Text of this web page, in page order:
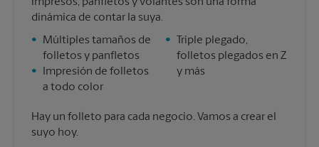
dinámica de contar la suya.
•
Múltiples tamaños de
folletos y panfletos
•
Impresión de folletos
a todo color
•
Triple plegado,
folletos plegados en Z
y más
Hay un folleto para cada negocio. Vamos a crear el
suyo hoy.